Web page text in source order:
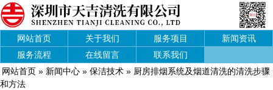
网站首页 关于我们 服务项目
新闻资讯
服务流程
在线留言
联系我们
网站首页 » 新闻中心 » 保洁技术 » 厨房排烟系统及烟道清洗的清洗步骤
和方法